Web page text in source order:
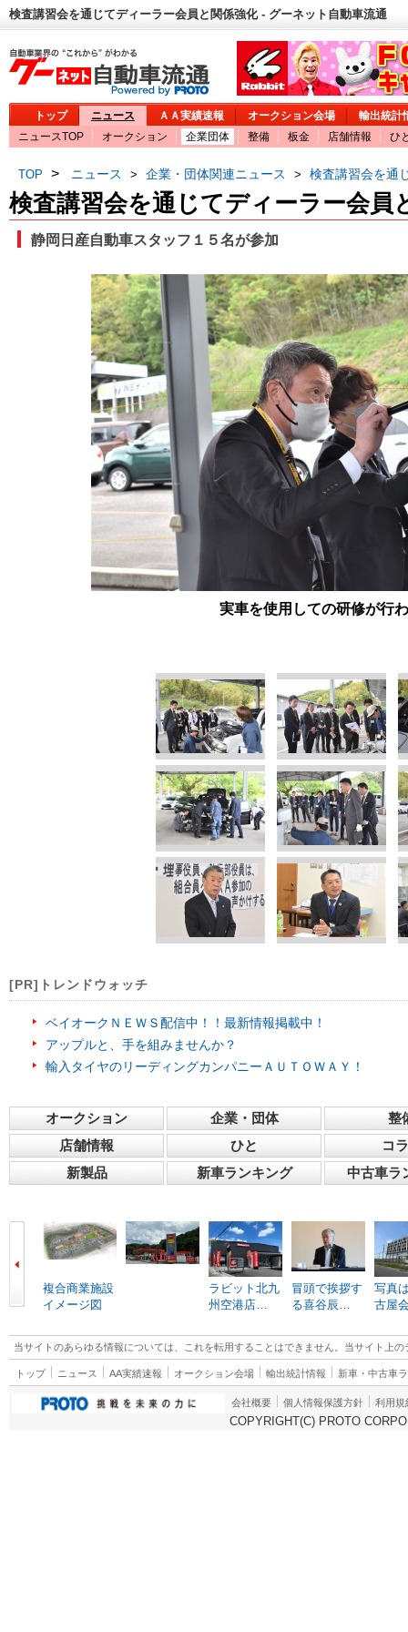
検査講習会を通じてディーラー会員と関係強化 - グーネット自動車流通
トップ ニュース ＡＡ実績速報 オークション会場
輸出統計
ニュースTOP
オークション 企業団体 整備 板金 店舗情報 ひ
TOP > ニュース > 企業・団体関連ニュース > 検査講習会を通
検査講習会を通じてディーラー会員
静岡日産自動車スタッフ１５名が参加
実車を使用しての研修が行
[PR]トレンドウォッチ
ベイオークＮＥＷＳ配信中！！最新情報掲載中！
アップルと、手を組みませんか？
輸入タイヤのリーディングカンパニーＡＵＴＯＷＡＹ！
オークション 企業・団体
整
店舗情報
ひと
コ
新製品
新車ランキング 中古車ラ
複合商業施設
イメージ図
ラビット北九
州空港店…
冒頭で挨拶す
る喜谷辰…
写真
古屋
当サイトのあらゆる情報については、これを転用することはできません。当サイト上
トップ ニュース AA実績速報 オークション会場 輸出統計情報 新車・中古車
会社概要 個人情報保護方針 利用規
COPYRIGHT(C) PROTO